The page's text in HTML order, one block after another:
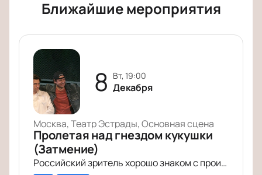
Ближайшие мероприятия
8 вт, 19:00
Декабря
Москва, Театр Эстрады, Основная сцена
Пролетая над гнездом кукушки
(Затмение)
Российский зритель хорошо знаком с произведением Кена Кизи «Пролетая над гнездом кукушки». История поменяла название (теперь оно звучит совсем кратко – «Затмение»), но сюжет по-прежнему будоражит умы зрителей.